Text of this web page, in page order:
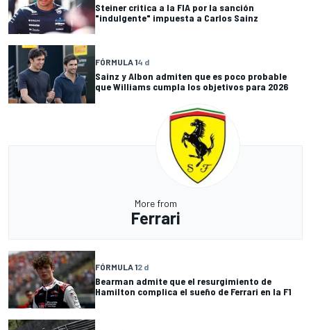
Steiner critica a la FIA por la sanción
"indulgente" impuesta a Carlos Sainz
FÓRMULA 14 d
Sainz y Albon admiten que es poco probable
que Williams cumpla los objetivos para 2026
More from
Ferrari
FÓRMULA 12 d
Bearman admite que el resurgimiento de
Hamilton complica el sueño de Ferrari en la F1